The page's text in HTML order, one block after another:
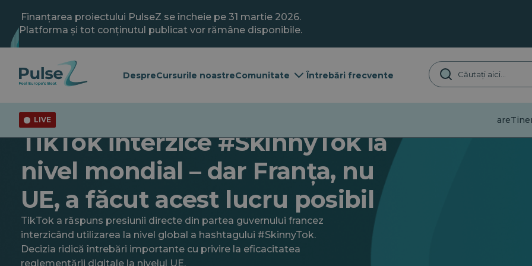
conținutul
principal
Finanțarea proiectului PulseZ se încheie pe 31 martie 2026.
Platforma și tot conținutul publicat vor rămâne disponibile.
DespreCursurile noastreComunitate Întrebări frecvente
LIVE Dezinformare
Actualitate
TikTok interzice #SkinnyTok la
nivel mondial – dar Franța, nu
UE, a făcut acest lucru posibil
TikTok a răspuns presiunii directe din partea guvernului francez
interzicând utilizarea la nivel global a hashtagului #SkinnyTok.
Decizia ridică întrebări importante cu privire la eficacitatea
reglementării digitale la nivelul UE.